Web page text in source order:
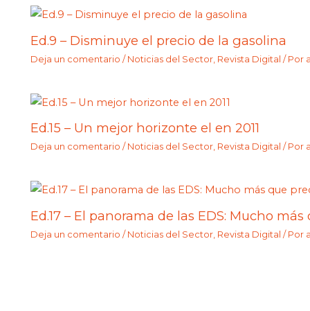
Ed.9 – Disminuye el precio de la gasolina
Deja un comentario / Noticias del Sector, Revista Digital / Por
Ed.15 – Un mejor horizonte el en 2011
Deja un comentario / Noticias del Sector, Revista Digital / Por
Ed.17 – El panorama de las EDS: Mucho
Deja un comentario / Noticias del Sector Revista Digital / Por